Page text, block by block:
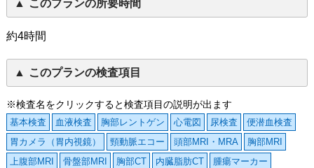
このプランの所要時間
約4時間
このプランの検査項目
※検査名をクリックすると検査項目の説明が出ます
基本検査 血液検査 胸部レントゲン 心電図 尿検査
便潜血検査
胃カメラ（胃内視鏡）
頸動脈エコー 頭部MRI・MRA
胸部MRI
上腹部MRI
骨盤部MRI 胸部CT 内臓脂肪CT
腫瘍マーカー